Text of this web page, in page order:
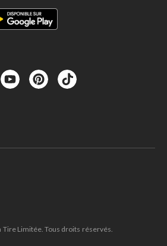
Tire Limitée. Tous droits réservés.